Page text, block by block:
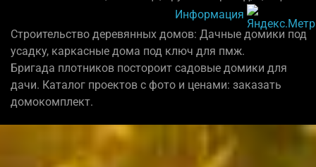
Информация
Строительство деревянных домов: Дачные домики под
усадку, каркасные дома под ключ для пмж.
Бригада плотников постороит садовые домики для
дачи. Каталог проектов с фото и ценами: заказать
домокомплект.